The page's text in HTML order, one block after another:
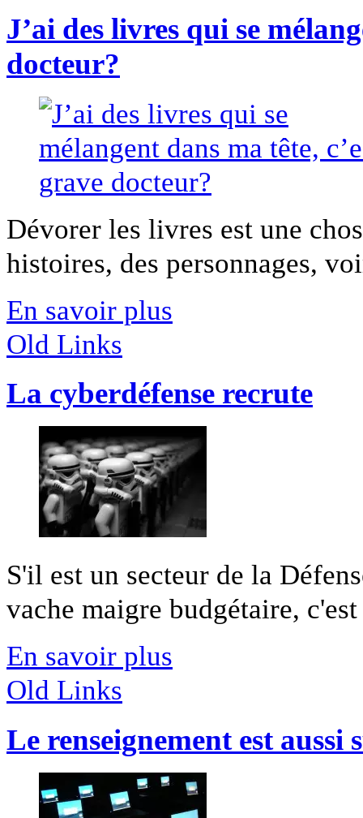
J’ai des livres qui se
docteur?
Dévorer les livres est une
histoires, des personnages,
En savoir plus
Old Links
La cyberdéfense recrute
S'il est un secteur de la
vache maigre budgétaire,
En savoir plus
Old Links
Le renseignement est aussi